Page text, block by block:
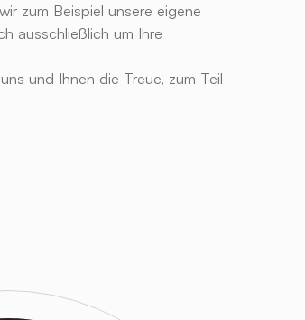
zum Beispiel unsere eigene
ausschließlich um Ihre
und Ihnen die Treue, zum Teil